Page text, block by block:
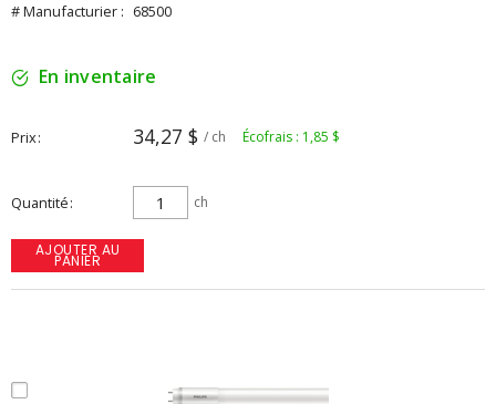
# Manufacturier : 68500
En inventaire
Prix 34,27 $ / ch Écofrais : 1,85 $
Quantité ch
AJOUTER AU
PANIER